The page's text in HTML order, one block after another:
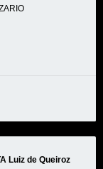
Luiz de Queiroz